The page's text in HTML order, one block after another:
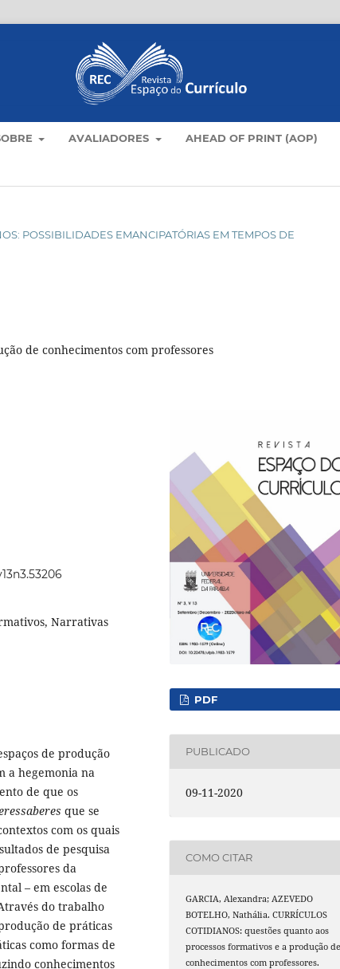
AVALIADORES AHEAD OF PRINT (AOP)
POSSIBILIDADES EMANCIPATÓRIAS EM TEMPOS DE
de conhecimentos com professores
Narrativas
de produção
a hegemonia na
de que os
que se
com os quais
de pesquisa
da
– em escolas de
do trabalho
de práticas
como formas de
conhecimentos
PDF
PUBLICADO
09-11-2020
COMO CITAR
GARCIA, Alexandra; AZEVEDO
BOTELHO, Nathália. CURRÍCULOS
COTIDIANOS: questões quanto aos
processos formativos e a produção de
conhecimentos com professores.